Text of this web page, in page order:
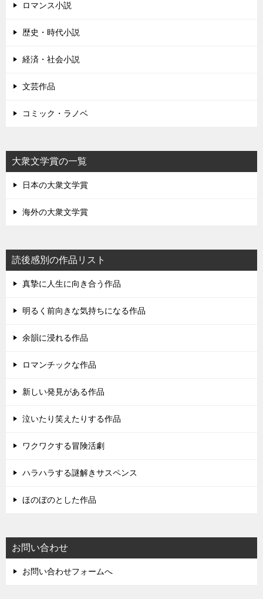
ロマンス小説
歴史・時代小説
経済・社会小説
文芸作品
コミック・ラノベ
大衆文学賞の一覧
日本の大衆文学賞
海外の大衆文学賞
読後感別の作品リスト
真摯に人生に向き合う作品
明るく前向きな気持ちになる作品
余韻に浸れる作品
ロマンチックな作品
新しい発見がある作品
泣いたり笑えたりする作品
ワクワクする冒険活劇
ハラハラする謎解きサスペンス
ほのぼのとした作品
お問い合わせ
お問い合わせフォームへ